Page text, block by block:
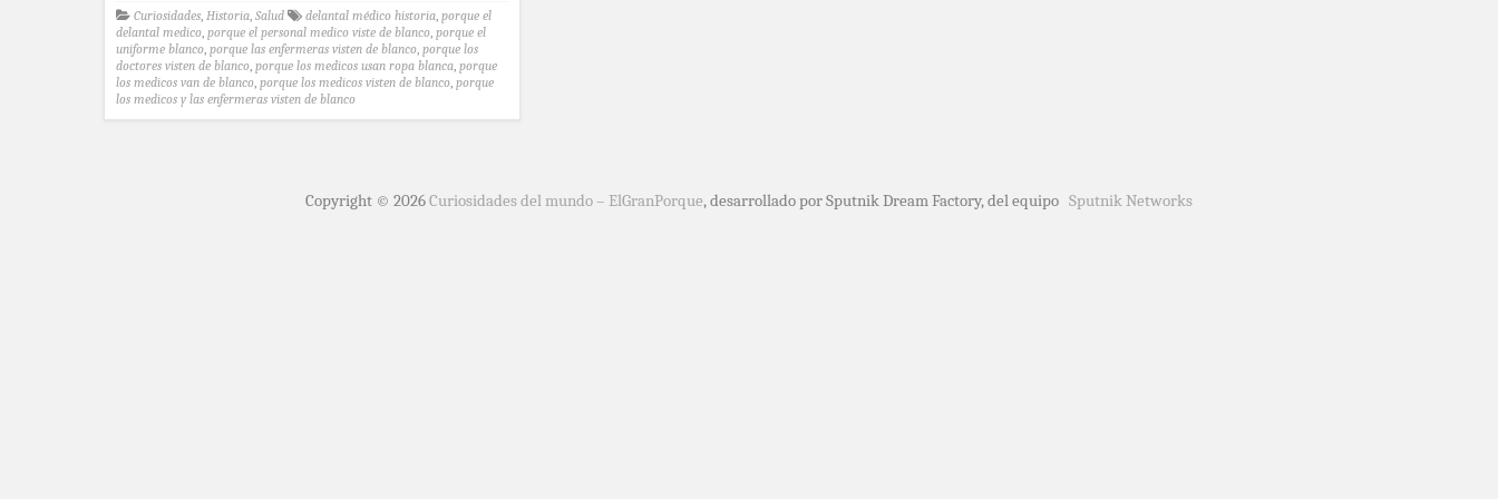
Curiosidades, Historia, Salud delantal médico historia, porque el
delantal medico, porque el personal medico viste de blanco, porque el
uniforme blanco, porque las enfermeras visten de blanco, porque los
doctores visten de blanco, porque los medicos usan ropa blanca, porque
los medicos van de blanco, porque los medicos visten de blanco, porque
los medicos y las enfermeras visten de blanco
Copyright © 2026Curiosidades del mundo – ElGranPorque, desarrollado por Sputnik Dream Factory, del equipo Sputnik Networks